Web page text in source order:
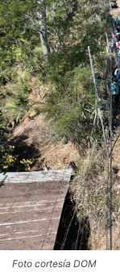
Foto cortesía DOM